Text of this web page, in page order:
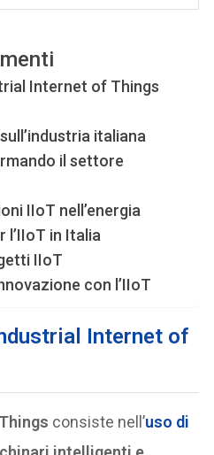
Internet of Things
italiana
il settore
IIoT nell’energia
l’IIoT in Italia
IIoT
con l’IIoT
Internet of
consiste nell’uso di